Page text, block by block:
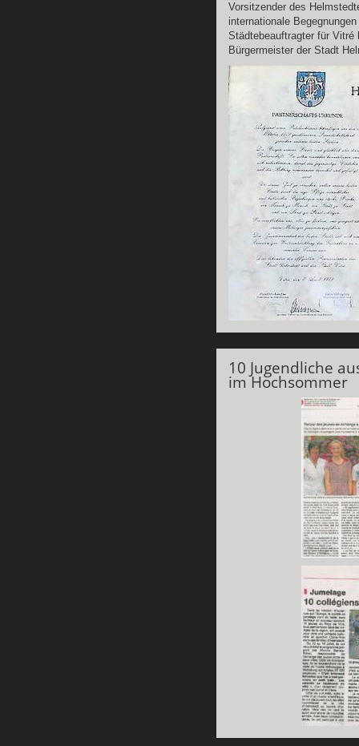
Vorsitzender des
internationale
Städtebeauftragter für
Bürgermeister der Stadt
10 Jugendliche
im Hochsommer